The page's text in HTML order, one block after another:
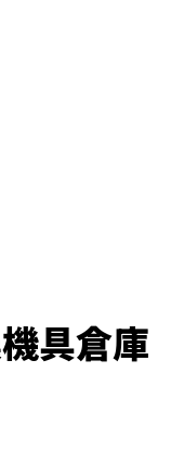
具倉庫